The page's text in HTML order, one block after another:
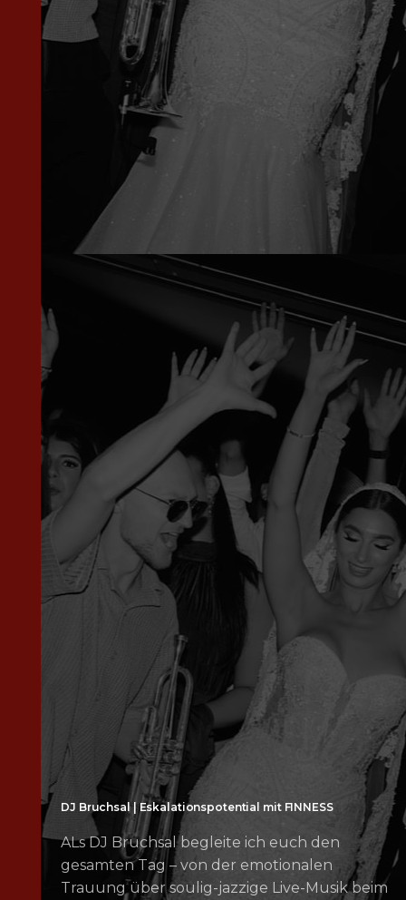
DJ Bruchsal | Eskalationspotential mit FINNESS
ALs DJ Bruchsal begleite ich euch den
gesamten Tag – von der emotionalen
Trauung über soulig-jazzige Live-Musik beim